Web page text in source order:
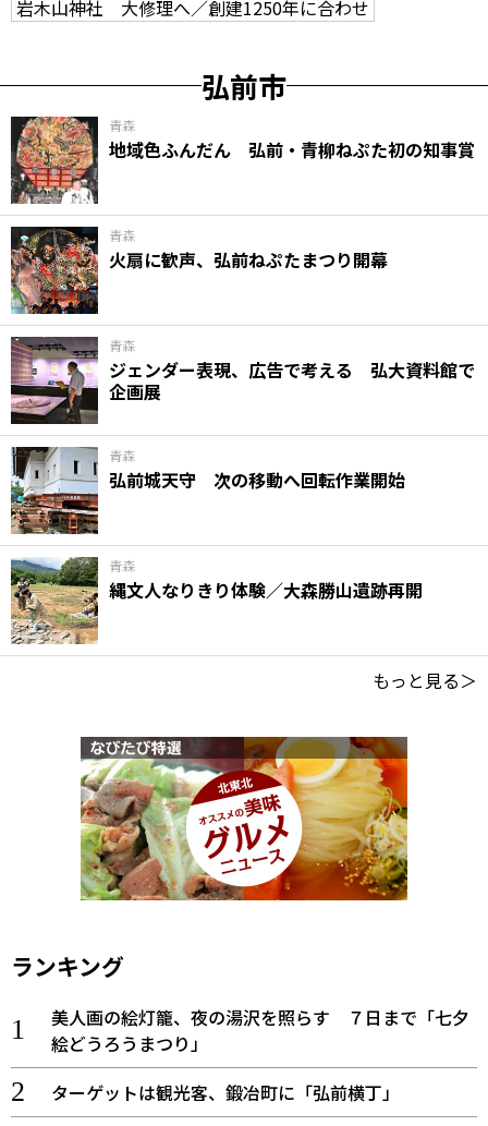
岩木山神社 大修理へ／創建1250年に合わせ
弘前市
青森
地域色ふんだん 弘前・青柳ねぷた初の知事賞
青森
火扇に歓声、弘前ねぷたまつり開幕
青森
ジェンダー表現、広告で考える 弘大資料館で
企画展
青森
弘前城天守 次の移動へ回転作業開始
青森
縄文人なりきり体験／大森勝山遺跡再開
もっと見る＞
ランキング
美人画の絵灯籠、夜の湯沢を照らす ７日まで「七夕
絵どうろうまつり」
ターゲットは観光客、鍛冶町に「弘前横丁」